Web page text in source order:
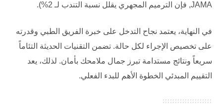
JAMA, فإن الترميم المجهري يقلل نسبة التندب لـ 2%).
في النهاية، يعتمد نجاح التدخل على خبرة الفريق الطبي وقدرته
على تخصيص الإجراء لكل حالة. تضمن التقنيات الحديثة التئاماً
سريعاً ونتائج مستدامة تبرز جمال ملامحك بأمان. لذلك، يعد
التقييم المبدئي الخطوة الأهم للبدء الفعلي.